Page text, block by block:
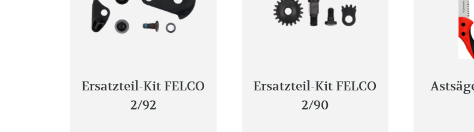
Ersatzteil-Kit FELCO
2/92
Ersatzteil-Kit FELCO
2/90